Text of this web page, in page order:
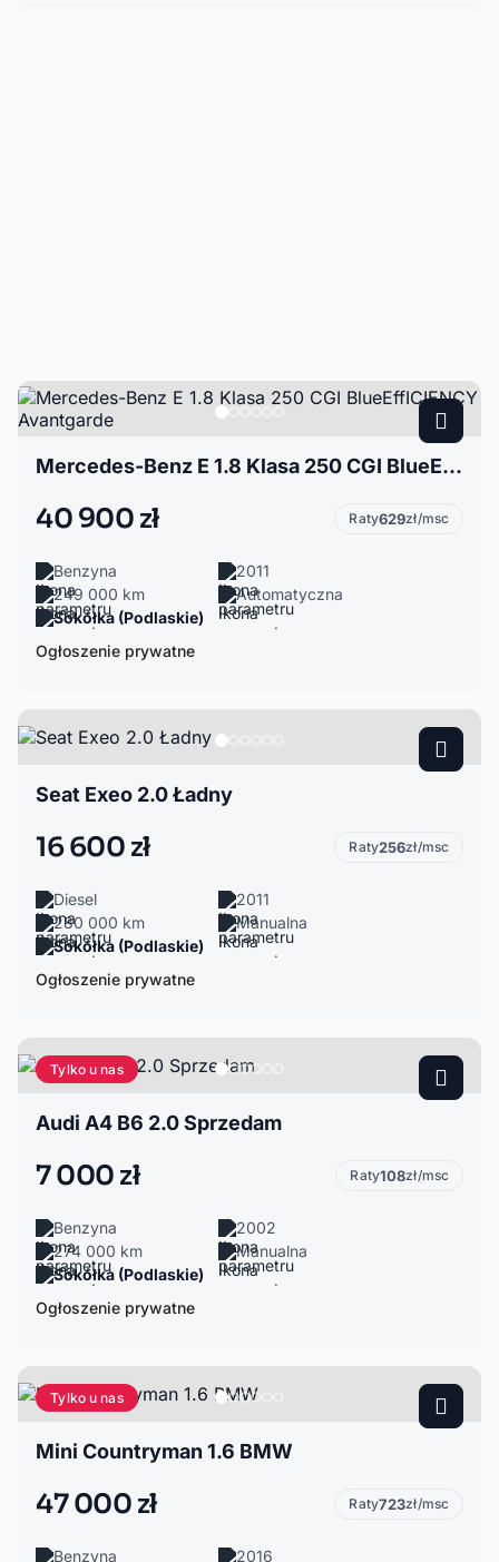
Mercedes-Benz E 1.8 Klasa 250 CGI BlueEffICIENCY Avantgarde
40 900 zł Raty629zł/msc
Benzyna
2011
249 000 km
Automatyczna
Sokółka (Podlaskie)
Ogłoszenie prywatne
Seat Exeo 2.0 Ładny
16 600 zł Raty256zł/msc
Diesel
2011
280 000 km
Manualna
Sokółka (Podlaskie)
Ogłoszenie prywatne
Tylko u nas
Audi A4 B6 2.0 Sprzedam
7 000 zł Raty108zł/msc
Benzyna
2002
274 000 km
Manualna
Sokółka (Podlaskie)
Ogłoszenie prywatne
Tylko u nas
Mini Countryman 1.6 BMW
47 000 zł Raty723zł/msc
Benzyna 2016